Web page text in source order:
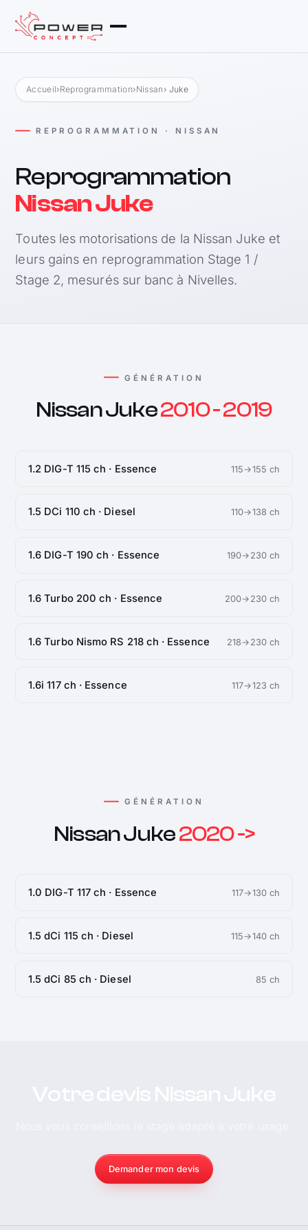
Accueil›Reprogrammation›Nissan › Juke
REPROGRAMMATION · NISSAN
Reprogrammation
Nissan Juke
Toutes les motorisations de la Nissan Juke et
leurs gains en reprogrammation Stage 1 /
Stage 2, mesurés sur banc à Nivelles.
GÉNÉRATION
Nissan Juke2010 - 2019
1.2 DIG-T 115 ch · Essence 115→155 ch
1.5 DCi 110 ch · Diesel 110→138 ch
1.6 DIG-T 190 ch · Essence 190→230 ch
1.6 Turbo 200 ch · Essence 200→230 ch
1.6 Turbo Nismo RS 218 ch · Essence 218→230 ch
1.6i 117 ch · Essence 117→123 ch
GÉNÉRATION
Nissan Juke2020 ->
1.0 DIG-T 117 ch · Essence 117→130 ch
1.5 dCi 115 ch · Diesel 115→140 ch
1.5 dCi 85 ch · Diesel 85 ch
Demander mon devis